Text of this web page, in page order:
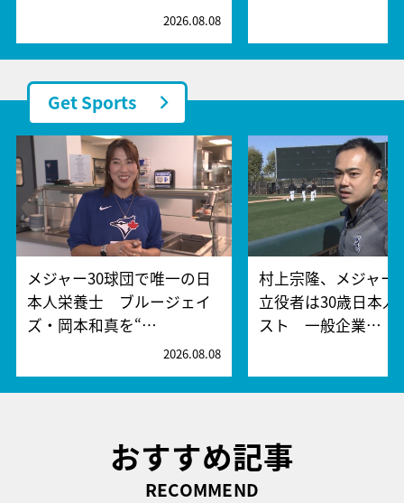
2026.08.08
Get Sports
メジャー30球団で唯一の日
本人栄養士 ブルージェイ
ズ・岡本和真を“…
2026.08.08
村上宗隆、メジャー
立役者は30歳日本人
スト 一般企業…
おすすめ記事
RECOMMEND